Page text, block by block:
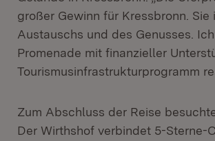
großer Gewinn für Kressbronn.
Austauschs und des Genusses.
Promenade mit finanzieller
Tourismusinfrastrukturprogramm
Zum Abschluss der Reise
Der Wirthshof verbindet 5-Sterne-